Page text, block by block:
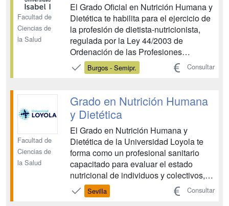
Facultad de
Ciencias de
la Salud
El Grado Oficial en Nutrición Humana y
Dietética te habilita para el ejercicio de
la profesión de dietista-nutricionista,
regulada por la Ley 44/2003 de
Ordenación de las Profesiones
Sanitarias. Este personal sanitario está
reconocido como experto en
responsable del desarrollo de
actividades orientadas a la alime...
Burgos - Semipr. Consultar
Facultad de
Ciencias de
la Salud
Grado en Nutrición Humana
y Dietética
El Grado en Nutrición Humana y
Dietética de la Universidad Loyola te
forma como un profesional sanitario
capacitado para evaluar el estado
nutricional de individuos y colectivos,
diseñar e implementar intervenciones
nutricionales, y promover la salud a
Sevilla Consultar